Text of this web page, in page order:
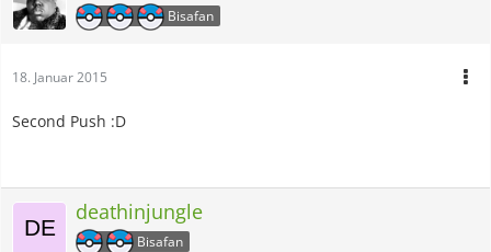
Bisafan
18. Januar 2015
Second Push :D
deathinjungle
Bisafan